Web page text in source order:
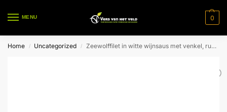
MENU 0
Home / Uncategorized / Zeewolffilet in witte wijnsaus met venkel, rucola en gebakken patatjes voor 1 pers.